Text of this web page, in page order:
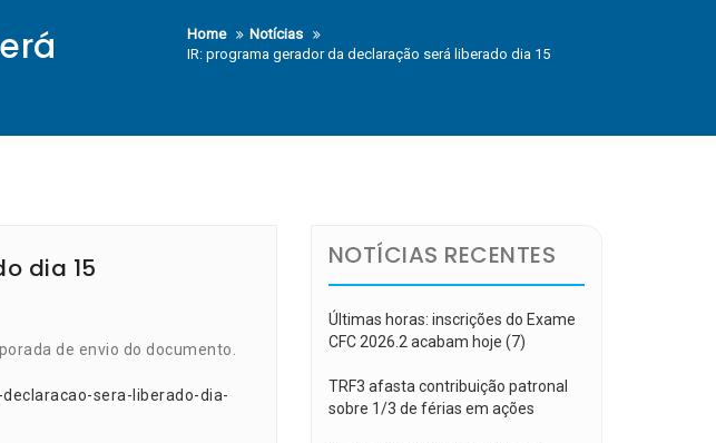
Home
Notícias
IR: programa gerador da declaração será liberado dia 15
dia 15
de envio do documento.
sera-liberado-dia-
NOTÍCIAS RECENTES
Últimas horas: inscrições do Exame
CFC 2026.2 acabam hoje (7)
TRF3 afasta contribuição patronal
sobre 1/3 de férias em ações